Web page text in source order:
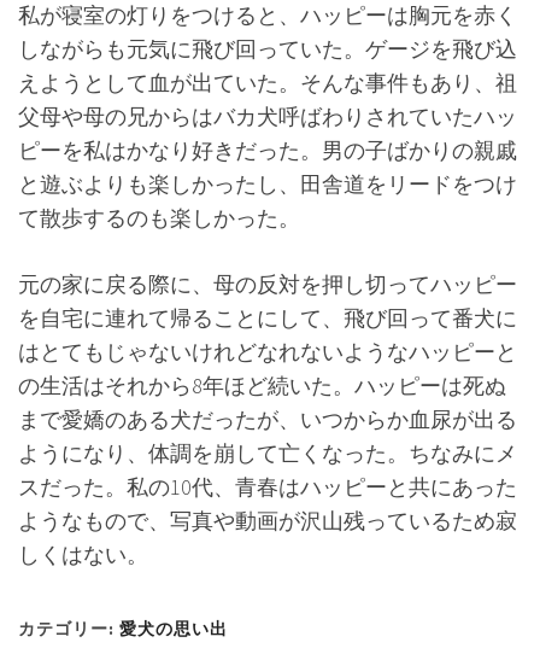
私が寝室の灯りをつけると、ハッピーは胸元を赤く
しながらも元気に飛び回っていた。ゲージを飛び込
えようとして血が出ていた。そんな事件もあり、祖
父母や母の兄からはバカ犬呼ばわりされていたハッ
ピーを私はかなり好きだった。男の子ばかりの親戚
と遊ぶよりも楽しかったし、田舎道をリードをつけ
て散歩するのも楽しかった。
元の家に戻る際に、母の反対を押し切ってハッピー
を自宅に連れて帰ることにして、飛び回って番犬に
はとてもじゃないけれどなれないようなハッピーと
の生活はそれから8年ほど続いた。ハッピーは死ぬ
まで愛嬌のある犬だったが、いつからか血尿が出る
ようになり、体調を崩して亡くなった。ちなみにメ
スだった。私の10代、青春はハッピーと共にあった
ようなもので、写真や動画が沢山残っているため寂
しくはない。
カテゴリー: 愛犬の思い出